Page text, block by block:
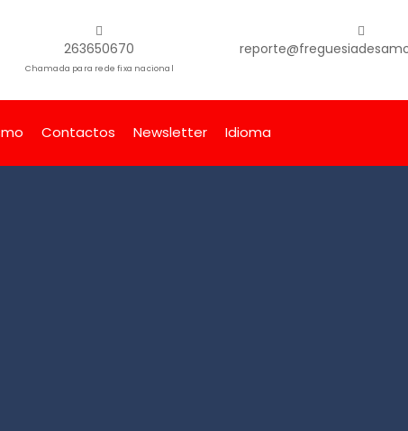
263650670
Chamada para rede fixa nacional
Contactos Newsletter Idioma